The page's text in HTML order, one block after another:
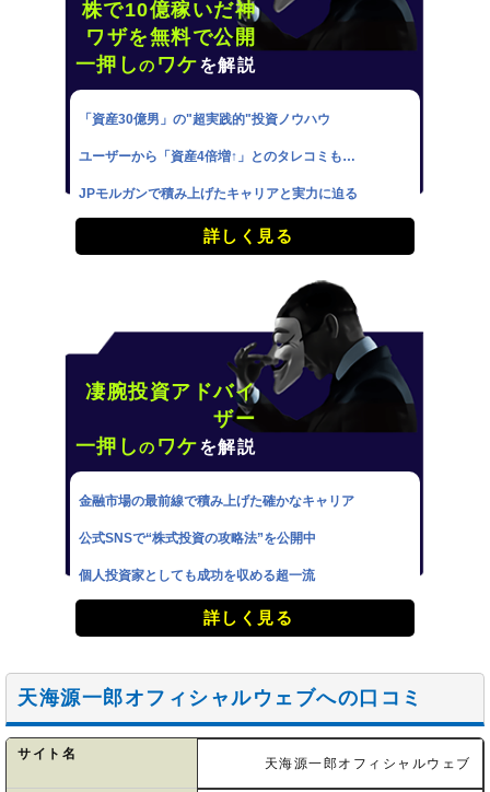
株で10億稼いだ神
ワザを無料で公開
一押しの ワケを解説
「資産30億男」の"超実践的"投資ノウハウ
ユーザーから「資産4倍増↑」とのタレコミも…
JPモルガンで積み上げたキャリアと実力に迫る
詳しく見る
凄腕投資アドバイ
ザー
一押しの ワケを解説
金融市場の最前線で積み上げた確かなキャリア
公式SNSで“株式投資の攻略法”を公開中
個人投資家としても成功を収める超一流
詳しく見る
天海源一郎オフィシャルウェブへの口コミ
サイト名
天海源一郎オフィシャルウェブ